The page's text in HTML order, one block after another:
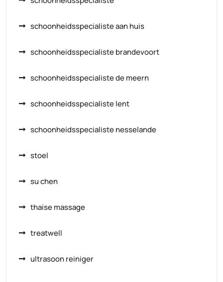
schoonheidsspecialiste aan huis
schoonheidsspecialiste brandevoort
schoonheidsspecialiste de meern
schoonheidsspecialiste lent
schoonheidsspecialiste nesselande
stoel
su chen
thaise massage
treatwell
ultrasoon reiniger